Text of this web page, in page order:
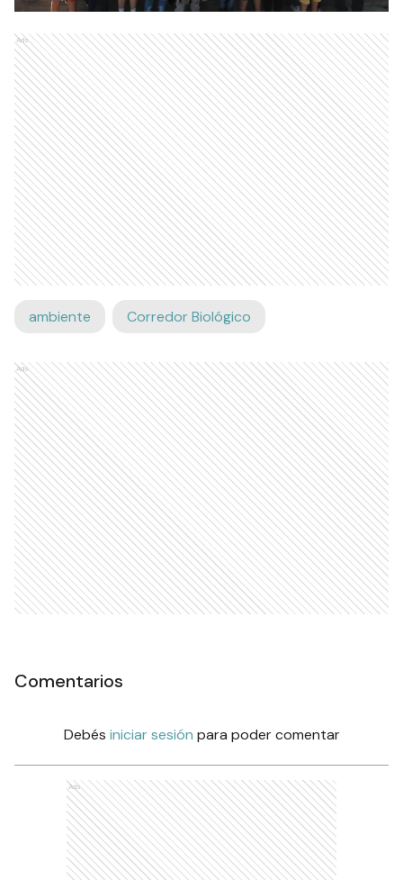
Ads
ambiente Corredor Biológico
Ads
Comentarios
Debés iniciar sesión para poder comentar
Ads